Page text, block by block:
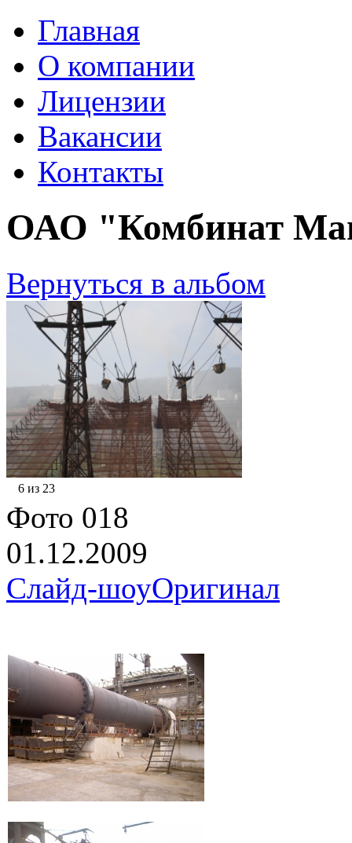
Главная
О компании
Лицензии
Вакансии
Контакты
ОАО "Комбинат
Вернуться в альбом
6 из 23
Фото 018
01.12.2009
Слайд-шоуОригинал